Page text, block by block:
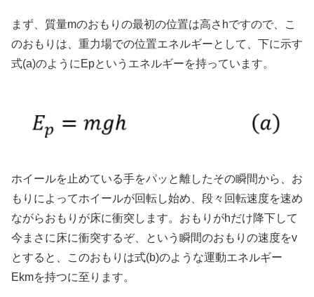
まず、質量mのおもりの最初の位置は高さhですので、こ
のおもりは、重力場での位置エネルギーとして、下に示す
式(a)のようにEpというエネルギーを持っています。
ホイールを止めている手をパッと離したその瞬間から、お
もりによってホイールが回転し始め、段々回転速度を速め
ながらおもりが床に衝突します。おもりがhだけ降下して
今まさに床に衝突するぞ、という瞬間のおもりの速度をv
とすると、このおもりは式(b)のような運動エネルギー
Ekmを持つに至ります。